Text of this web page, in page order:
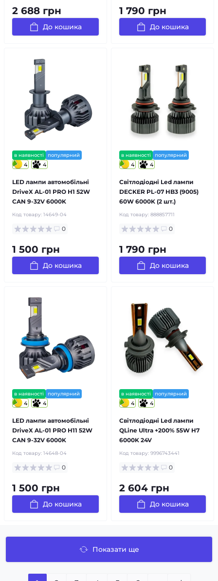
2 688 грн
До кошика
1 790 грн
До кошика
в наявності популярний
4 4
LED лампи автомобільні
DriveX AL-01 PRO H1 52W
CAN 9-32V 6000K
Код товару: 14649-04
0
1 500 грн
До кошика
в наявності популярний
4 4
Світлодіодні Led лампи
DECKER PL-07 HB3 (9005)
60W 6000K (2 шт.)
Код товару: 888857711
0
1 790 грн
До кошика
в наявності популярний
4 4
LED лампи автомобільні
DriveX AL-01 PRO H11 52W
CAN 9-32V 6000K
Код товару: 14648-04
0
1 500 грн
До кошика
в наявності популярний
4 4
Світлодіодні Led лампи
QLine Ultra +200% 55W H7
6000K 24V
Код товару: 9996743441
0
2 604 грн
До кошика
Показати ще